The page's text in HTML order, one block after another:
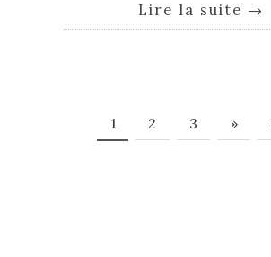
Lire la suite →
1 2 3 »